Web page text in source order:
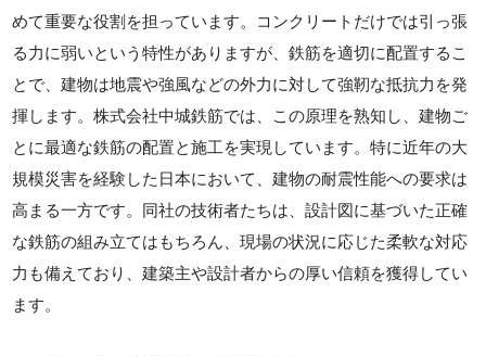
めて重要な役割を担っています。コンクリートだけでは引っ張
る力に弱いという特性がありますが、鉄筋を適切に配置するこ
とで、建物は地震や強風などの外力に対して強靭な抵抗力を発
揮します。株式会社中城鉄筋では、この原理を熟知し、建物ご
とに最適な鉄筋の配置と施工を実現しています。特に近年の大
規模災害を経験した日本において、建物の耐震性能への要求は
高まる一方です。同社の技術者たちは、設計図に基づいた正確
な鉄筋の組み立てはもちろん、現場の状況に応じた柔軟な対応
力も備えており、建築主や設計者からの厚い信頼を獲得してい
ます。